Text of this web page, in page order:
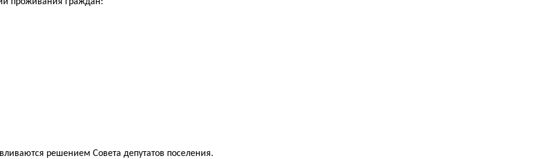
решением Совета депутатов поселения.